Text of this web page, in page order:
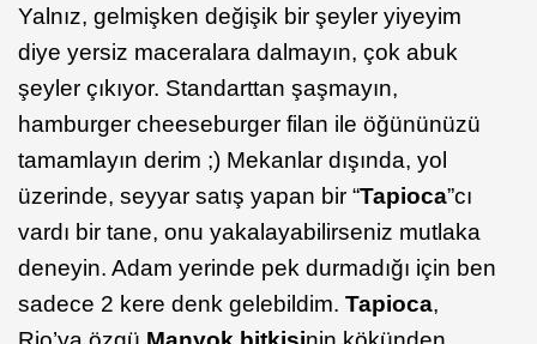
Yalnız, gelmişken değişik bir şeyler yiyeyim
diye yersiz maceralara dalmayın, çok abuk
şeyler çıkıyor. Standarttan şaşmayın,
hamburger cheeseburger filan ile öğününüzü
tamamlayın derim ;) Mekanlar dışında, yol
üzerinde, seyyar satış yapan bir “Tapioca”cı
vardı bir tane, onu yakalayabilirseniz mutlaka
deneyin. Adam yerinde pek durmadığı için ben
sadece 2 kere denk gelebildim. Tapioca,